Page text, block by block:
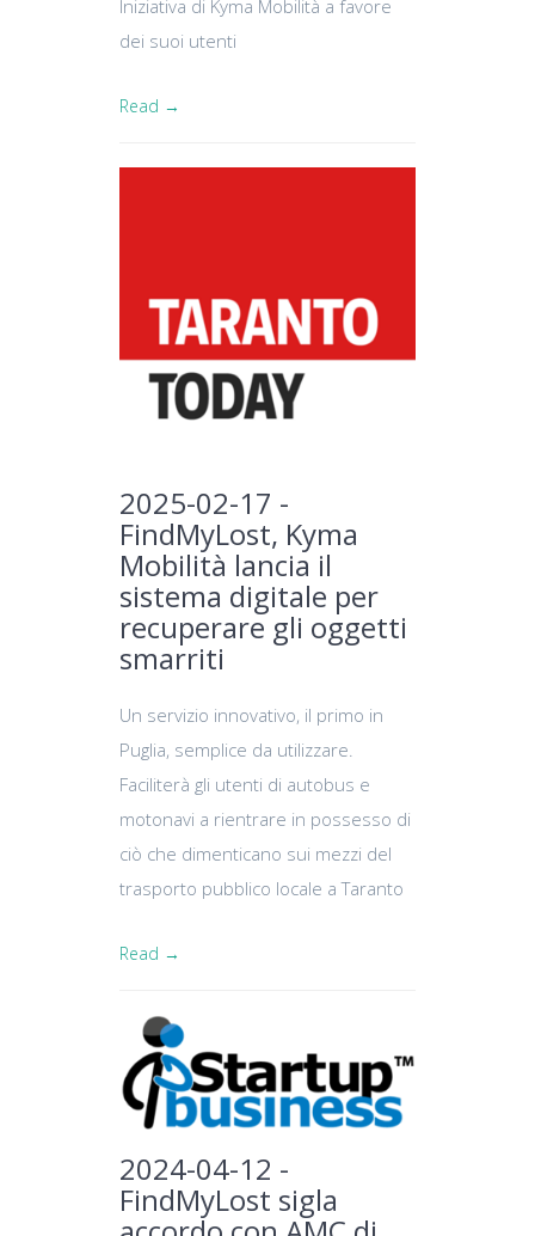
Iniziativa di Kyma Mobilità a favore
dei suoi utenti
Read →
2025-02-17 -
FindMyLost, Kyma
Mobilità lancia il
sistema digitale per
recuperare gli oggetti
smarriti
Un servizio innovativo, il primo in
Puglia, semplice da utilizzare.
Faciliterà gli utenti di autobus e
motonavi a rientrare in possesso di
ciò che dimenticano sui mezzi del
trasporto pubblico locale a Taranto
Read →
2024-04-12 -
FindMyLost sigla